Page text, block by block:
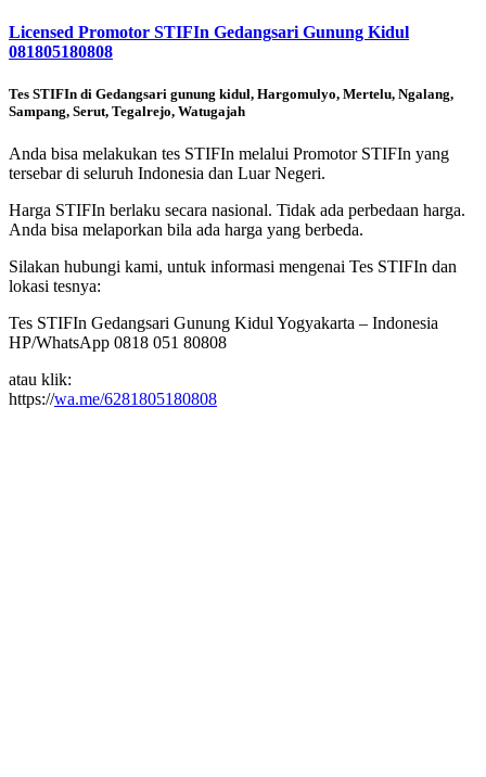
Licensed Promotor STIFIn Gedangsari Gunung Kidul
081805180808
Tes STIFIn di Gedangsari gunung kidul, Hargomulyo, Mertelu, Ngalang,
Sampang, Serut, Tegalrejo, Watugajah
Anda bisa melakukan tes STIFIn melalui Promotor STIFIn yang
tersebar di seluruh Indonesia dan Luar Negeri.
Harga STIFIn berlaku secara nasional. Tidak ada perbedaan harga.
Anda bisa melaporkan bila ada harga yang berbeda.
Silakan hubungi kami, untuk informasi mengenai Tes STIFIn dan
lokasi tesnya:
Tes STIFIn Gedangsari Gunung Kidul Yogyakarta – Indonesia
HP/WhatsApp 0818 051 80808
atau klik:
https://wa.me/6281805180808